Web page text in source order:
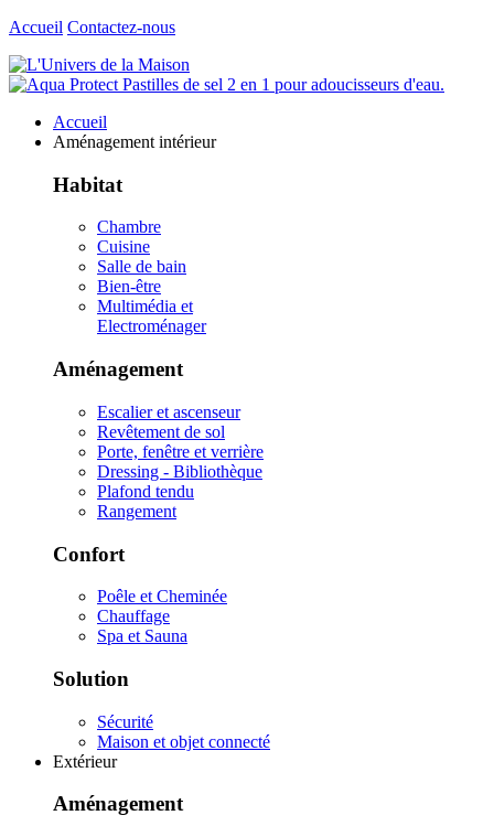
Accueil Contactez-nous
Accueil
Aménagement intérieur
Habitat
Chambre
Cuisine
Salle de bain
Bien-être
Multimédia et
Electroménager
Aménagement
Escalier et ascenseur
Revêtement de sol
Porte, fenêtre et verrière
Dressing - Bibliothèque
Plafond tendu
Rangement
Confort
Poêle et Cheminée
Chauffage
Spa et Sauna
Solution
Sécurité
Maison et objet connecté
Extérieur
Aménagement